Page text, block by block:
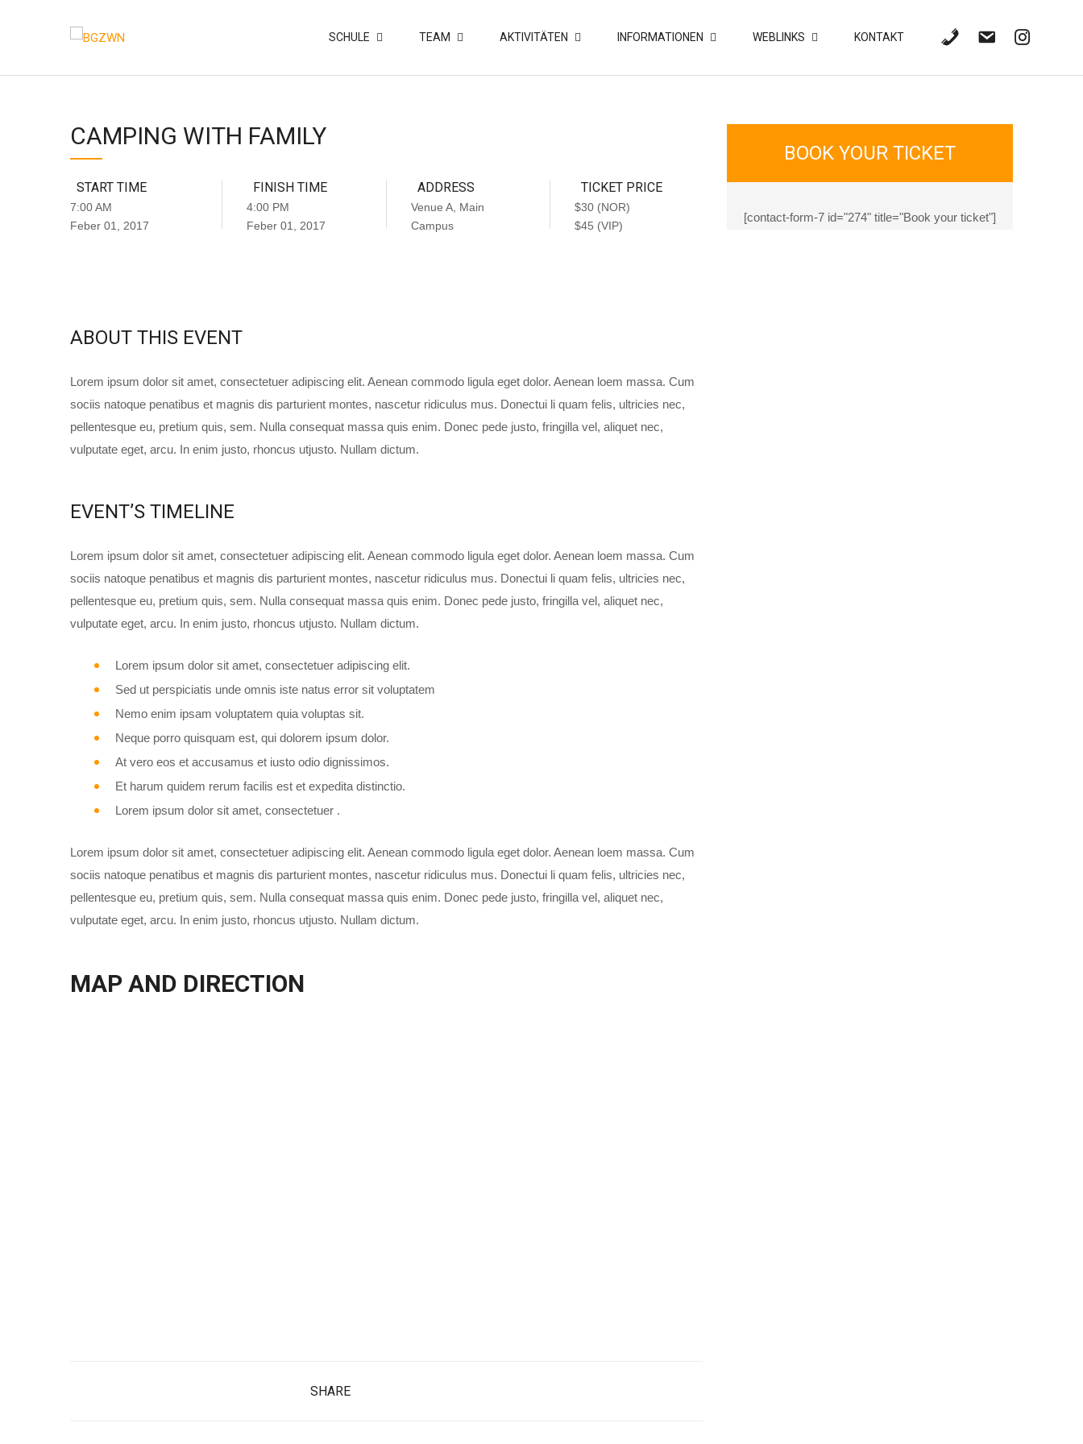
SCHULE TEAM AKTIVITÄTEN INFORMATIONEN WEBLINKS KONTAKT
CAMPING WITH FAMILY
START TIME
7:00 AM
Feber 01, 2017
FINISH TIME
4:00 PM
Feber 01, 2017
ADDRESS
Venue A, Main
Campus
TICKET PRICE
$30 (NOR)
$45 (VIP)
ABOUT THIS EVENT
Lorem ipsum dolor sit amet, consectetuer adipiscing elit. Aenean commodo ligula eget dolor. Aenean loem massa. Cum
sociis natoque penatibus et magnis dis parturient montes, nascetur ridiculus mus. Donectui li quam felis, ultricies nec,
pellentesque eu, pretium quis, sem. Nulla consequat massa quis enim. Donec pede justo, fringilla vel, aliquet nec,
vulputate eget, arcu. In enim justo, rhoncus utjusto. Nullam dictum.
EVENT’S TIMELINE
Lorem ipsum dolor sit amet, consectetuer adipiscing elit. Aenean commodo ligula eget dolor. Aenean loem massa. Cum
sociis natoque penatibus et magnis dis parturient montes, nascetur ridiculus mus. Donectui li quam felis, ultricies nec,
pellentesque eu, pretium quis, sem. Nulla consequat massa quis enim. Donec pede justo, fringilla vel, aliquet nec,
vulputate eget, arcu. In enim justo, rhoncus utjusto. Nullam dictum.
Lorem ipsum dolor sit amet, consectetuer adipiscing elit.
Sed ut perspiciatis unde omnis iste natus error sit voluptatem
Nemo enim ipsam voluptatem quia voluptas sit.
Neque porro quisquam est, qui dolorem ipsum dolor.
At vero eos et accusamus et iusto odio dignissimos.
Et harum quidem rerum facilis est et expedita distinctio.
Lorem ipsum dolor sit amet, consectetuer .
Lorem ipsum dolor sit amet, consectetuer adipiscing elit. Aenean commodo ligula eget dolor. Aenean loem massa. Cum
sociis natoque penatibus et magnis dis parturient montes, nascetur ridiculus mus. Donectui li quam felis, ultricies nec,
pellentesque eu, pretium quis, sem. Nulla consequat massa quis enim. Donec pede justo, fringilla vel, aliquet nec,
vulputate eget, arcu. In enim justo, rhoncus utjusto. Nullam dictum.
MAP AND DIRECTION
SHARE
BOOK YOUR TICKET
[contact-form-7 id="274" title="Book your ticket"]